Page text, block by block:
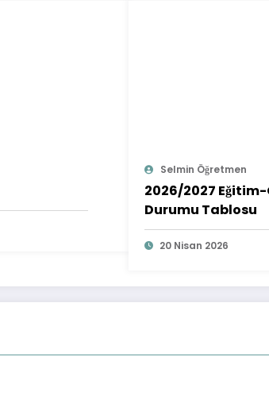
Selmin Öğretmen
2026/2027 Eğitim-
Durumu Tablosu
20 Nisan 2026